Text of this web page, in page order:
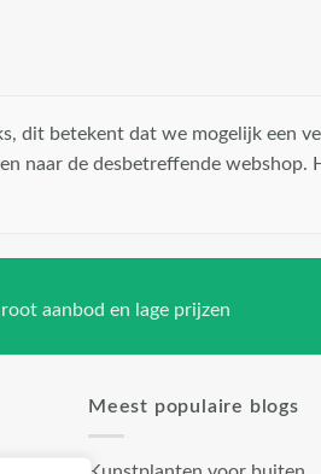
dit betekent dat we mogelijk een
naar de desbetreffende
aanbod en lage prijzen
Meest populaire blogs